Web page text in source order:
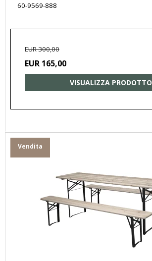
60-9569-888
EUR 300,00
EUR 165,00
VISUALIZZA PRODOTTO
Vendita